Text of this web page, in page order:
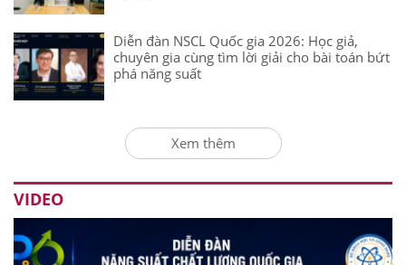
Diễn đàn NSCL Quốc gia 2026: Học giả,
chuyên gia cùng tìm lời giải cho bài toán bứt
phá năng suất
Xem thêm
VIDEO